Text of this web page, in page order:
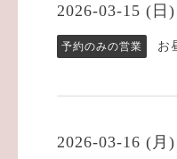
2026-03-15 (日)
予約のみの営業 お
2026-03-16 (月)